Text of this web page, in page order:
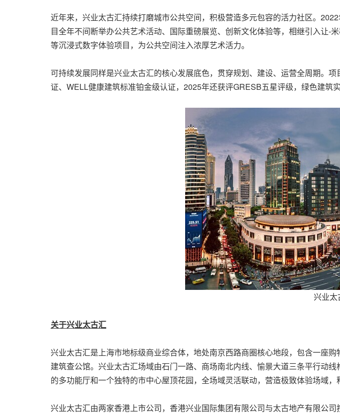
近年来，兴业太古汇持续打磨城市公共空间，积极营造多元包容的活力社区。
目全年不间断举办公共艺术活动、国际重磅展览、创新文化体验等，相继引入让-
等沉浸式数字体验项目，为公共空间注入浓厚艺术活力。
可持续发展同样是兴业太古汇的核心发展底色，贯穿规划、建设、运营全周期。
证、WELL健康建筑标准铂金级认证，2025年还获评GRESB五星评级，绿色建筑
兴业太
关于兴业太古汇
兴业太古汇是上海市地标级商业综合体，地处南京西路商圈核心地段，包含一座
建筑查公馆。兴业太古汇场域由石门一路、商场南北内线、愉景大道三条平行动
的多功能厅和一个独特的市中心屋顶花园，全场域灵活联动，营造极致体验场域，
兴业太古汇由两家香港上市公司，香港兴业国际集团有限公司与太古地产有限公